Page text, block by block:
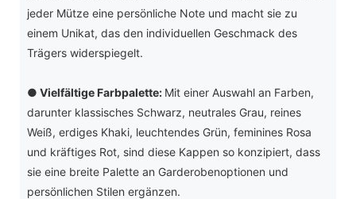
jeder Mütze eine persönliche Note und macht sie zu
einem Unikat, das den individuellen Geschmack des
Trägers widerspiegelt.
● Vielfältige Farbpalette: Mit einer Auswahl an Farben,
darunter klassisches Schwarz, neutrales Grau, reines
Weiß, erdiges Khaki, leuchtendes Grün, feminines Rosa
und kräftiges Rot, sind diese Kappen so konzipiert, dass
sie eine breite Palette an Garderobenoptionen und
persönlichen Stilen ergänzen.